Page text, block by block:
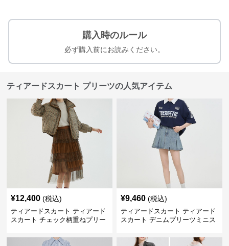
購入時のルール
必ず購入前にお読みください。
ティアードスカート プリーツの人気アイテム
¥12,400 (税込)
ティアードスカート ティアード
スカート チェック柄重ねプリー
¥9,460 (税込)
ティアードスカート ティアード
スカート デニムプリーツミニス